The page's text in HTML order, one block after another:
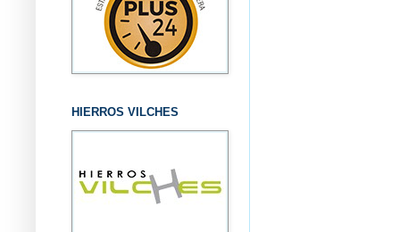
HIERROS VILCHES